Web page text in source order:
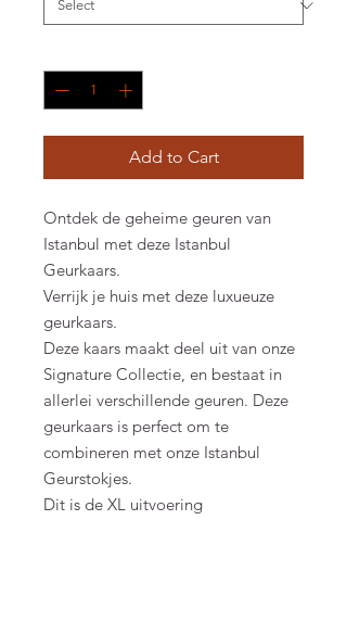
Add to Cart
Ontdek de geheime geuren van
Istanbul met deze Istanbul
Geurkaars.
Verrijk je huis met deze luxueuze
geurkaars.
Deze kaars maakt deel uit van onze
Signature Collectie, en bestaat in
allerlei verschillende geuren. Deze
geurkaars is perfect om te
combineren met onze Istanbul
Geurstokjes.
Dit is de XL uitvoering